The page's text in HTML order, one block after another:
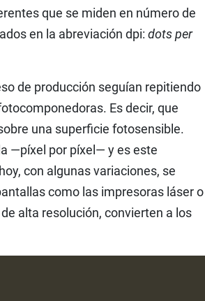
que se miden en número de
en la abreviación dpi: dots per
de producción seguían repitiendo
Es decir, que
una superficie fotosensible.
—píxel por píxel— y es este
con algunas variaciones, se
como las impresoras láser o
alta resolución, convierten a los